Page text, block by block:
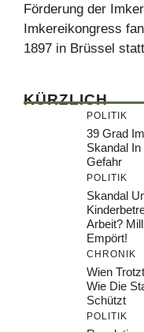
Förderung der
Imkereikongress
1897 in Brüssel
KÜRZLICH
POLITIK
39 Grad
Skandal
Gefahr
POLITIK
Skandal
Arbeit?
Empört!
CHRONIK
Wien
Wie Die
Schützt
POLITIK